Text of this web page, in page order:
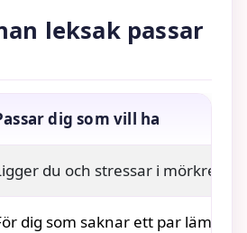
leksak passar
dig som vill ha
du och stressar i mörkret?
dig som saknar ett par